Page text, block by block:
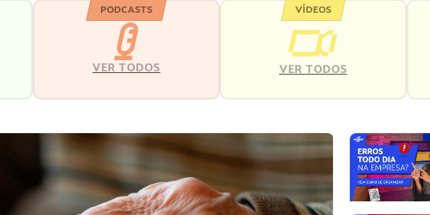
PODCASTS
VER TODOS
VÍDEOS
VER TODOS